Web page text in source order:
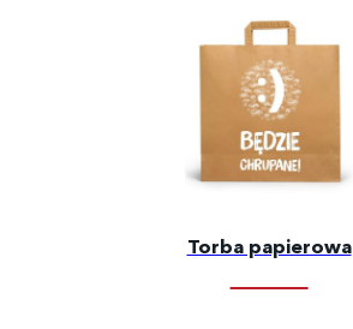
Torba papierowa